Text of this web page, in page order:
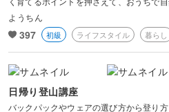
ようちん
397 初級 ライフスタイル 暮らし
日帰り登山講座
バックパックやウェアの選び方から登り